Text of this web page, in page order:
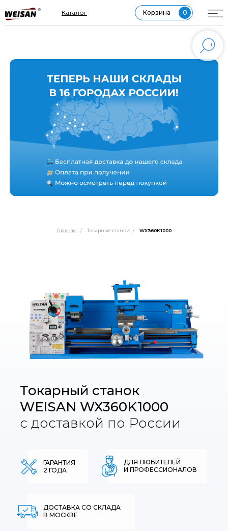
МЕССЕНДЖЕР MAX
Каталог Корзина 0
Главная Токарные станки
/
Токарный станок
WEISAN WX360K1000
с доставкой по России
WX360K1000
ДОСТАВКА СО СКЛАДА
В МОСКВЕ
/
ДЛЯ ЛЮБИТЕЛЕЙ
И ПРОФЕССИОНАЛОВ
ГАРАНТИЯ
2 ГОДА